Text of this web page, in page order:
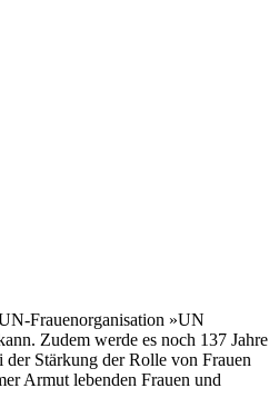
Frauenorganisation »UN
Zudem werde es noch 137 Jahre
Stärkung der Rolle von Frauen
Armut lebenden Frauen und